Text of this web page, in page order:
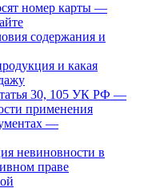
номер карты —
содержания и
и какая
30, 105 УК РФ —
применения
—
невиновности в
праве